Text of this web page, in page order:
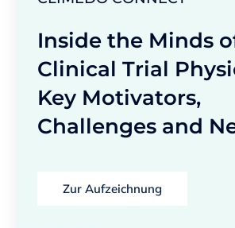
Inside the Minds
Clinical Trial
Key Motivators,
Challenges and
Zur Aufzeichnung